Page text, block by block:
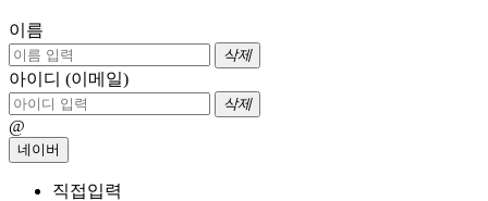
이름
삭제
아이디 (이메일)
삭제
@
네이버
직접입력